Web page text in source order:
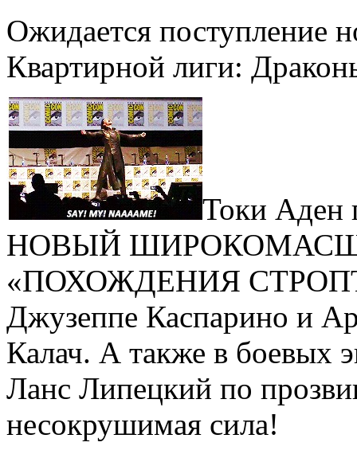
Ожидается поступление
Квартирной лиги:
Токи Аден
НОВЫЙ
«ПОХОЖДЕНИЯ
Джузеппе Каспарино и
Калач. А также в боевых
Ланс Липецкий по
несокрушимая сила!